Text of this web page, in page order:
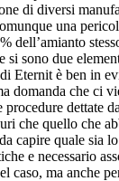
di diversi
una
dell’amianto
si sono due
Eternit è ben in
domanda che ci
dettate
che quello che
capire quale sia
e necessario
caso, ma anche